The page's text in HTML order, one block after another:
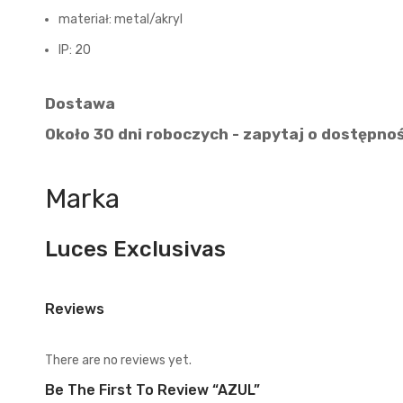
materiał: metal/akryl
IP: 20
Dostawa
Około 30 dni roboczych - zapytaj o
Marka
Luces Exclusivas
Reviews
There are no reviews yet.
Be The First To Review “AZUL”